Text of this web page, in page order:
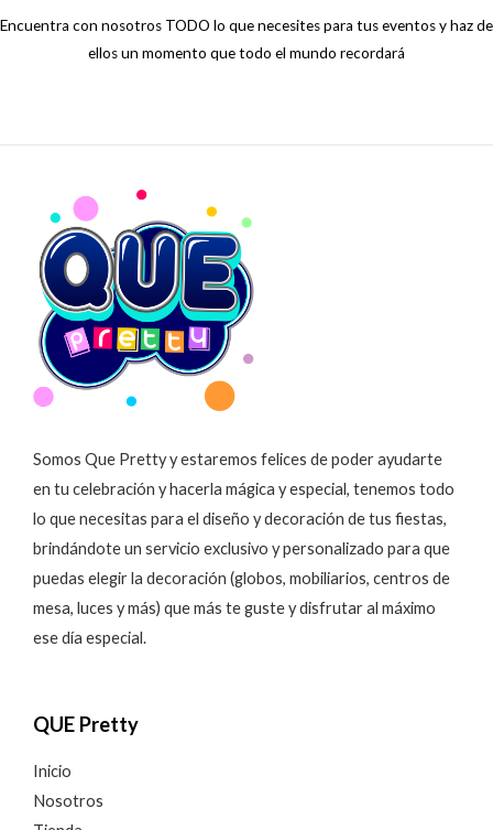
Encuentra con nosotros TODO lo que necesites para tus eventos y haz de
ellos un momento que todo el mundo recordará
Somos Que Pretty y estaremos felices de poder ayudarte
en tu celebración y hacerla mágica y especial, tenemos todo
lo que necesitas para el diseño y decoración de tus fiestas,
brindándote un servicio exclusivo y personalizado para que
puedas elegir la decoración (globos, mobiliarios, centros de
mesa, luces y más) que más te guste y disfrutar al máximo
ese día especial.
QUE Pretty
Inicio
Nosotros